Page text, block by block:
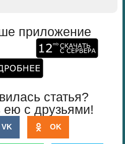
приложение
статья?
ею с друзьями!
VK OK